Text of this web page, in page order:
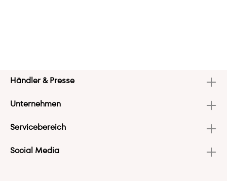
Händler & Presse
Unternehmen
Servicebereich
Social Media